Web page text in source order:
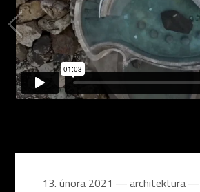
13. února 2021 ― architektura ―